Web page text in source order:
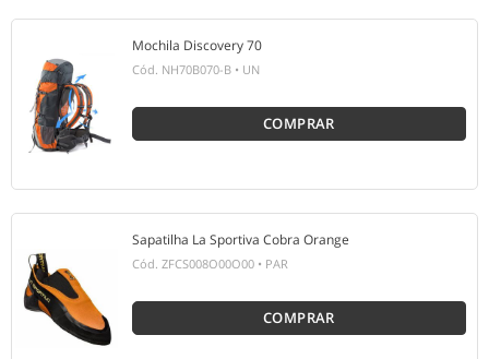
Mochila Discovery 70
Cód. NH70B070-B • UN
COMPRAR
Sapatilha La Sportiva Cobra Orange
Cód. ZFCS008O00O00 • PAR
COMPRAR